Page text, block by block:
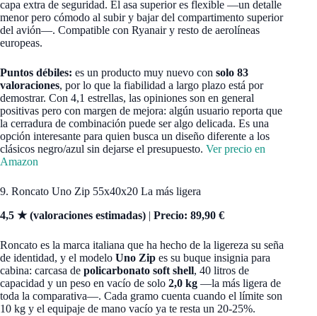
capa extra de seguridad. El asa superior es flexible —un detalle
menor pero cómodo al subir y bajar del compartimento superior
del avión—. Compatible con Ryanair y resto de aerolíneas
europeas.
Puntos débiles: es un producto muy nuevo con solo 83
valoraciones, por lo que la fiabilidad a largo plazo está por
demostrar. Con 4,1 estrellas, las opiniones son en general
positivas pero con margen de mejora: algún usuario reporta que
la cerradura de combinación puede ser algo delicada. Es una
opción interesante para quien busca un diseño diferente a los
clásicos negro/azul sin dejarse el presupuesto. Ver precio en
Amazon
9. Roncato Uno Zip 55x40x20 La más ligera
4,5 ★ (valoraciones estimadas) | Precio: 89,90 €
Roncato es la marca italiana que ha hecho de la ligereza su seña
de identidad, y el modelo Uno Zip es su buque insignia para
cabina: carcasa de policarbonato soft shell, 40 litros de
capacidad y un peso en vacío de solo 2,0 kg —la más ligera de
toda la comparativa—. Cada gramo cuenta cuando el límite son
10 kg y el equipaje de mano vacío ya te resta un 20-25%.